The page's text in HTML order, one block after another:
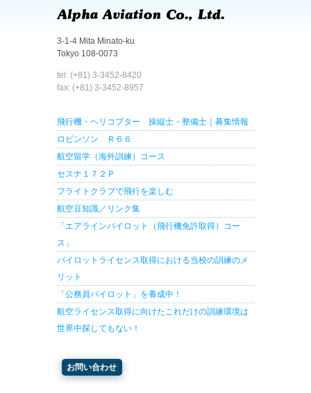
3-1-4 Mita Minato-ku
Tokyo 108-0073
tel: (+81) 3-3452-8420
fax: (+81) 3-3452-8957
飛行機・ヘリコプター 操縦士・整備士｜募集情報
ロビンソン Ｒ６６
航空留学（海外訓練）コース
セスナ１７２Ｐ
フライトクラブで飛行を楽しむ
航空豆知識／リンク集
「エアラインパイロット（飛行機免許取得）コー
ス」
パイロットライセンス取得における当校の訓練のメ
リット
「公務員パイロット」を養成中！
航空ライセンス取得に向けたこれだけの訓練環境は
世界中探してもない！
お問い合わせ